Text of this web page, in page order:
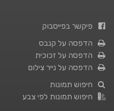
פיקשר בפייסבוק
הדפסה על קנבס
הדפסה על זכוכית
הדפסה על נייר צילום
חיפוש תמונות
חיפוש תמונות לפי צבע